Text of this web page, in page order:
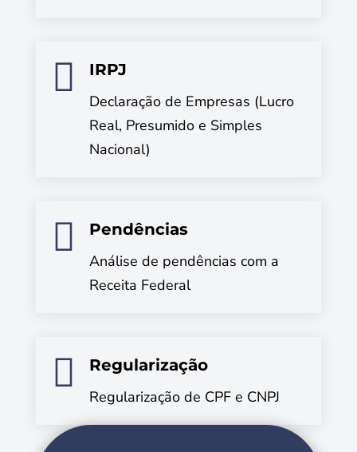

IRPJ
Declaração de Empresas (Lucro
Real, Presumido e Simples
Nacional)

Pendências
Análise de pendências com a
Receita Federal

Regularização
Regularização de CPF e CNPJ